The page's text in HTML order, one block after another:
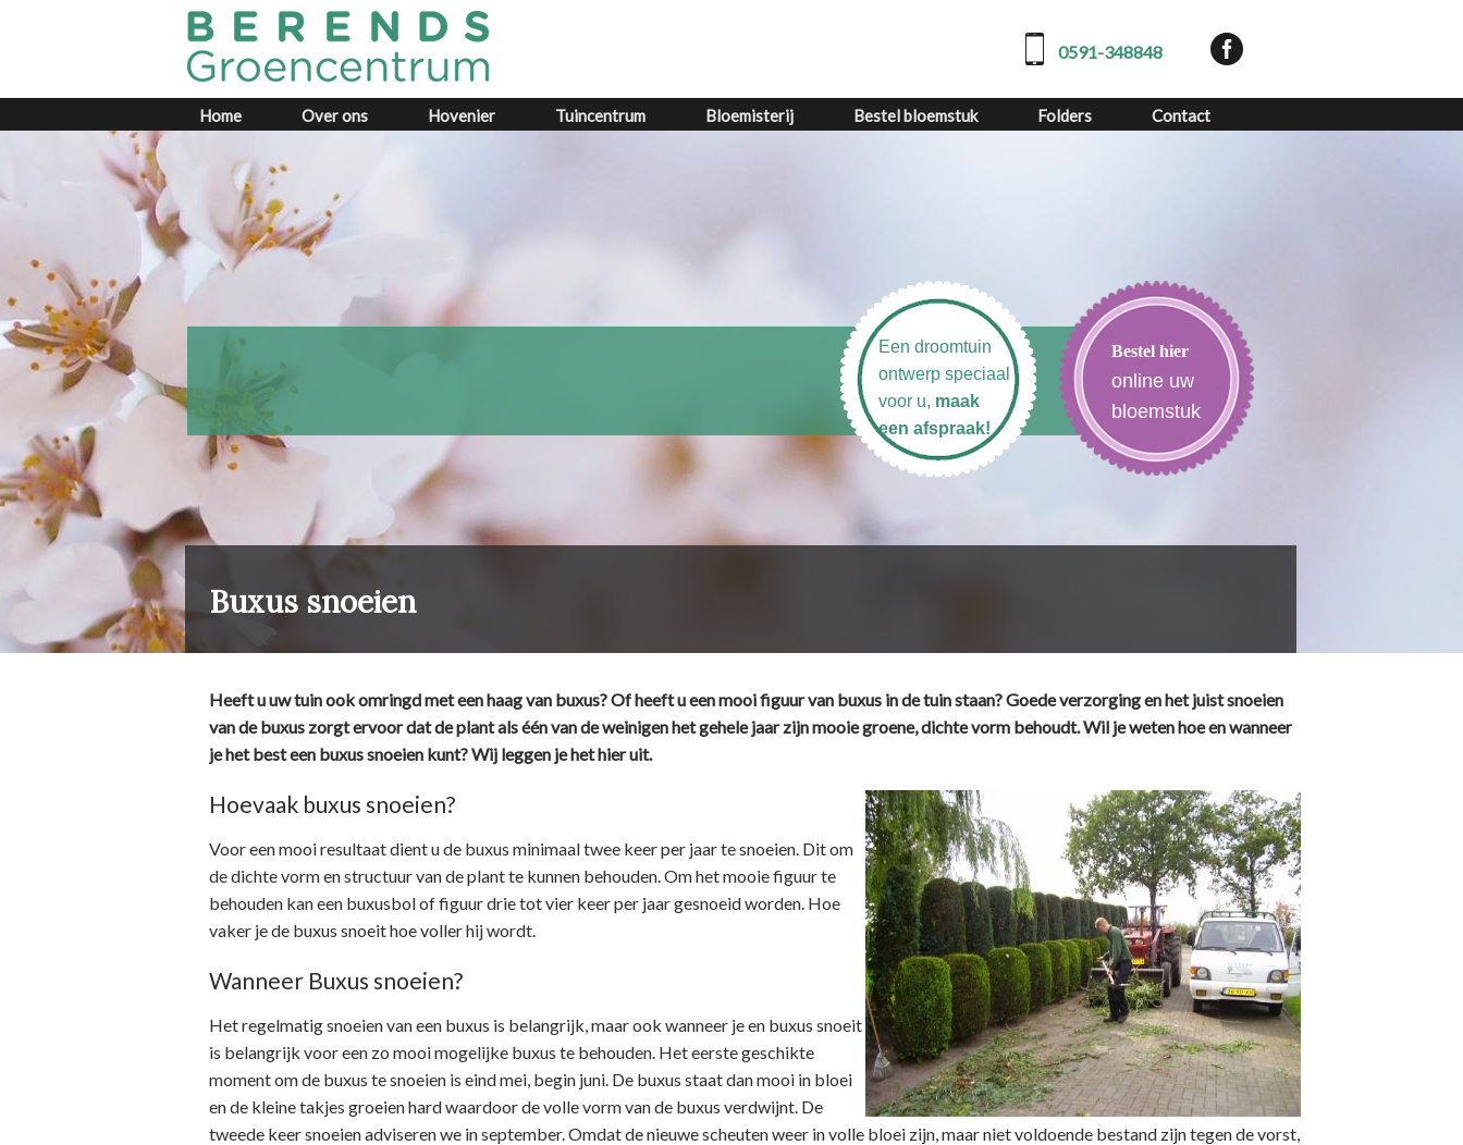
Home Over ons Hovenier Tuincentrum Bloemisterij Bestel bloemstuk Folders Contact
Buxus snoeien
Heeft u uw tuin ook omringd met een haag van buxus? Of heeft u een mooi figuur van buxus in de tuin staan? Goede verzorging en het juist snoeien
van de buxus zorgt ervoor dat de plant als één van de weinigen het gehele jaar zijn mooie groene, dichte vorm behoudt. Wil je weten hoe en wanneer
je het best een buxus snoeien kunt? Wij leggen je het hier uit.
Hoevaak buxus snoeien?
Voor een mooi resultaat dient u de buxus minimaal twee keer per jaar te snoeien. Dit om
de dichte vorm en structuur van de plant te kunnen behouden. Om het mooie figuur te
behouden kan een buxusbol of figuur drie tot vier keer per jaar gesnoeid worden. Hoe
vaker je de buxus snoeit hoe voller hij wordt.
Wanneer Buxus snoeien?
Het regelmatig snoeien van een buxus is belangrijk, maar ook wanneer je en buxus snoeit
is belangrijk voor een zo mooi mogelijke buxus te behouden. Het eerste geschikte
moment om de buxus te snoeien is eind mei, begin juni. De buxus staat dan mooi in bloei
en de kleine takjes groeien hard waardoor de volle vorm van de buxus verdwijnt. De
tweede keer snoeien adviseren we in september. Omdat de nieuwe scheuten weer in volle bloei zijn, maar niet voldoende bestand zijn tegen de vorst,
0591-348848
Een droomtuin
ontwerp speciaal
voor u, maak
een afspraak!
Bestel hier
online uw
bloemstuk